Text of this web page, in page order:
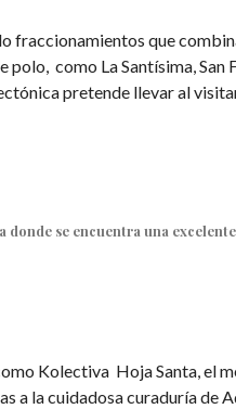
fraccionamientos que
polo, como La Santísima, San
pretende llevar al
donde se encuentra una
Kolectiva Hoja Santa, el
a la cuidadosa curaduría de